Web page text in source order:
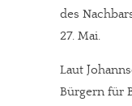
des
27. Mai.
Laut
Bürgern für